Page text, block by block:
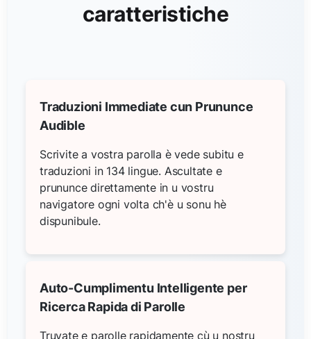
caratteristiche
Traduzioni Immediate cun Prununce
Audible
Scrivite a vostra parolla è vede subitu e
traduzioni in 134 lingue. Ascultate e
prununce direttamente in u vostru
navigatore ogni volta ch'è u sonu hè
dispunibule.
Auto-Cumplimentu Intelligente per
Ricerca Rapida di Parolle
Truvate e parolle rapidamente cù u nostru